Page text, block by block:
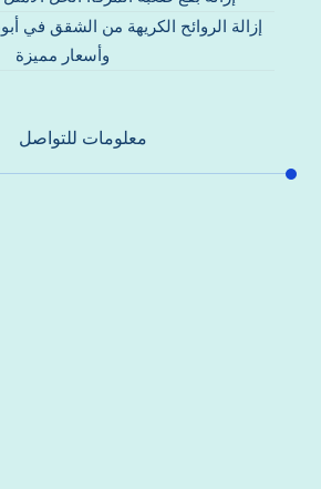
إزالة الروائح الكريهة من الشقق في
وأسعار مميزة
معلومات للتواصل